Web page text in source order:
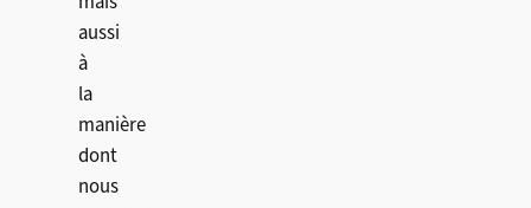
aussi
à
la
manière
dont
nous